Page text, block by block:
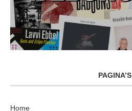
PAGINA’S
Home